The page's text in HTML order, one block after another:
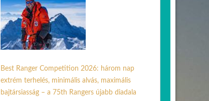
Best Ranger Competition 2026: három nap
extrém terhelés, minimális alvás, maximális
bajtársiasság – a 75th Rangers újabb diadala